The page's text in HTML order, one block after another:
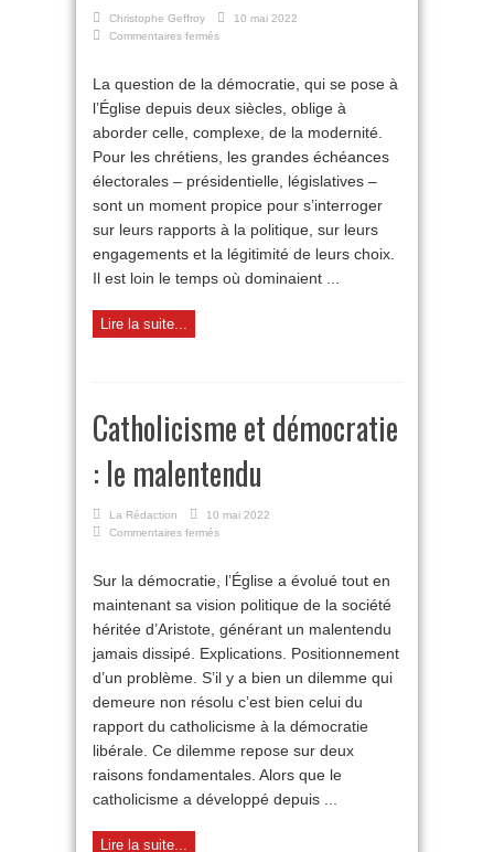
Christophe Geffroy
10 mai 2022
Commentaires fermés
confrontée
à
modernité
La question de la démocratie, qui se pose à
l’Église depuis deux siècles, oblige à
aborder celle, complexe, de la modernité.
Pour les chrétiens, les grandes échéances
électorales – présidentielle, législatives –
sont un moment propice pour s’interroger
sur leurs rapports à la politique, sur leurs
engagements et la légitimité de leurs choix.
Il est loin le temps où dominaient ...
Lire la suite...
Catholicisme et démocratie
: le malentendu
La Rédaction
10 mai 2022
Commentaires fermés
démocratie
:
malentendu
Sur la démocratie, l’Église a évolué tout en
maintenant sa vision politique de la société
héritée d’Aristote, générant un malentendu
jamais dissipé. Explications. Positionnement
d’un problème. S’il y a bien un dilemme qui
demeure non résolu c’est bien celui du
rapport du catholicisme à la démocratie
libérale. Ce dilemme repose sur deux
raisons fondamentales. Alors que le
catholicisme a développé depuis ...
Lire la suite...